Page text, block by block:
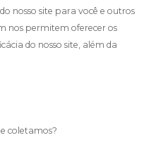
nosso site para você e outros
nos permitem oferecer os
do nosso site, além da
coletamos?